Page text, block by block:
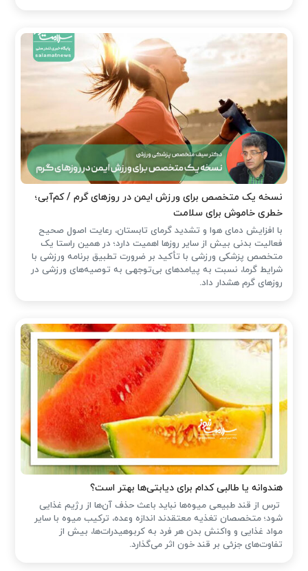
نسخه یک متخصص برای ورزش ایمن در روزهای گرم / کم‌آبی؛
خطری خاموش برای سلامت
با افزایش دمای هوا و تشدید گرمای تابستان، رعایت اصول صحیح
فعالیت بدنی بیش از سایر روزها اهمیت دارد؛ در همین راستا یک
متخصص پزشکی ورزشی با تأکید بر ضرورت تطبیق برنامه ورزشی با
شرایط گرما، نسبت به پیامدهای بی‌توجهی به توصیه‌های ورزشی در
روزهای گرم هشدار داد.
هندوانه یا طالبی کدام برای دیابتی‌ها بهتر است؟
ترس از قند طبیعی میوه‌ها نباید باعث حذف آن‌ها از رژیم غذایی
شود؛ متخصصان تغذیه معتقدند اندازه وعده، ترکیب میوه با سایر
مواد غذایی و واکنش بدن هر فرد به کربوهیدرات‌ها، بیش از
تفاوت‌های جزئی بر قند خون اثر می‌گذارد.